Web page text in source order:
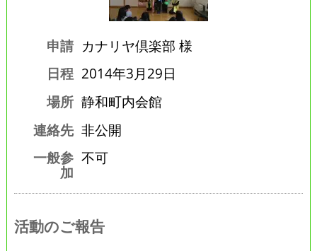
申請 カナリヤ倶楽部 様
日程 2014年3月29日
場所 静和町内会館
連絡先 非公開
一般参
加
不可
活動のご報告